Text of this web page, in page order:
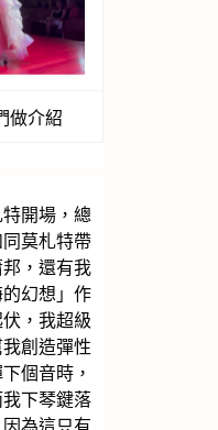
做介紹
開場，總
莫札特帶
，還有我
幻想」作
，我超級
創造彈性
個音時，
下琴鍵落